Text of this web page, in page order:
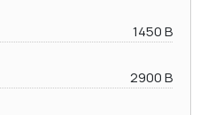
1450 В
2900 В